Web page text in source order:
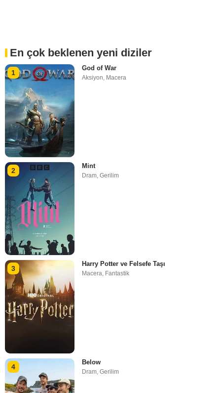
En çok beklenen yeni diziler
1
God of War
Aksiyon Macera
2
Mint
Dram,Gerilim
3
Harry Potter ve Felsefe Taşı
Macera, Fantastik
4
Below
Dram ,Gerilim